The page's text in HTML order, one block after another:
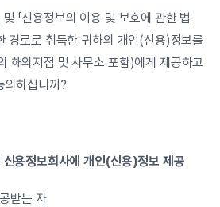
및 「신용정보의 이용 및 보호에 관한 법
경로로 취득한 귀하의 개인(신용)정보를
해외지점 및 사무소 포함)에게 제공하고
의하십니까?
용정보회사에 개인(신용)정보 제공
받는 자